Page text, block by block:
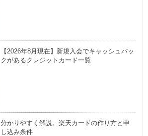
【2026年8月現在】新規入会でキャッシュバッ
クがあるクレジットカード一覧
分かりやすく解説。楽天カードの作り方と申
し込み条件